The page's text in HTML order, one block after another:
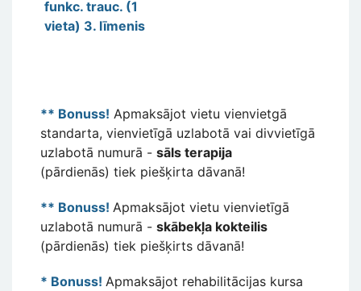
funkc. trauc. (1
vieta) 3. līmenis
** Bonuss! Apmaksājot vietu vienvietgā
standarta, vienvietīgā uzlabotā vai divvietīgā
uzlabotā numurā - sāls terapija
(pārdienās) tiek piešķirta dāvanā!
** Bonuss! Apmaksājot vietu vienvietīgā
uzlabotā numurā - skābekļa kokteilis
(pārdienās) tiek piešķirts dāvanā!
* Bonuss! Apmaksājot rehabilitācijas kursa